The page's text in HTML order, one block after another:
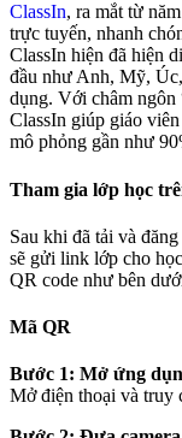
ClassIn, ra mắt từ
trực tuyến, nhanh
ClassIn hiện đã hiện
đầu như Anh, Mỹ,
dụng. Với châm ngôn
ClassIn giúp giáo
mô phỏng gần như
Tham gia lớp học
Sau khi đã tải và
sẽ gửi link lớp cho
QR code như bên
Mã QR
Bước 1: Mở ứng
Mở điện thoại và truy